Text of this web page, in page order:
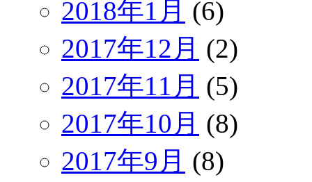
2018年1月 (6)
2017年12月 (2)
2017年11月 (5)
2017年10月 (8)
2017年9月 (8)